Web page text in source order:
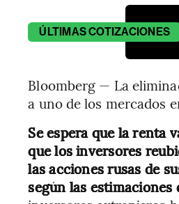
ÚLTIMASCOTIZACIONES
Bloomberg — La
a uno de los mercados
Se espera que la renta
que los inversores
las acciones rusas de
según las estimaciones